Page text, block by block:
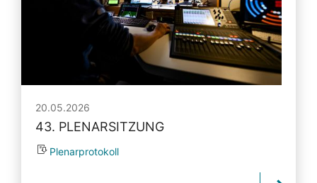
20.05.2026
43. PLENARSITZUNG
Plenarprotokoll